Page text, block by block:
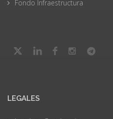
Fondo Infraestructura
LEGALES